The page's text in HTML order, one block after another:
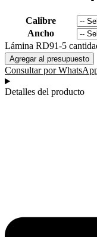
Calibre
Ancho
Lámina RD91-5
Agregar al presupuesto
Consultar por
Detalles del producto